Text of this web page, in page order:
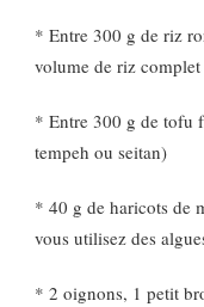
* Entre 300 g de riz
volume de riz
* Entre 300 g de tofu
tempeh ou seitan)
* 40 g de haricots de
vous utilisez des
* 2 oignons, 1 petit